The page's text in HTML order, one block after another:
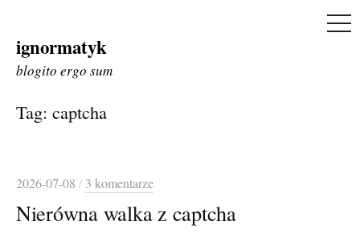
Skip
to
ignormatyk
blogito ergo sum
Tag: captcha
2026-07-08 / 3 komentarze
Nierówna walka z captcha